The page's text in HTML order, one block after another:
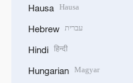
Hausa Hausa
Hebrew עברית
Hindi हिन्दी
Hungarian Magyar